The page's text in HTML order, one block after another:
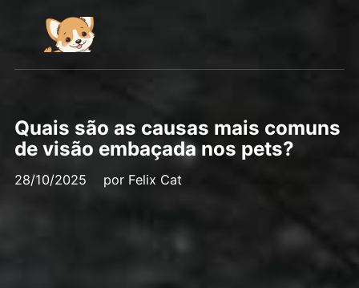
Quais são as causas mais comuns
de visão embaçada nos pets?
28/10/2025 por Felix Cat